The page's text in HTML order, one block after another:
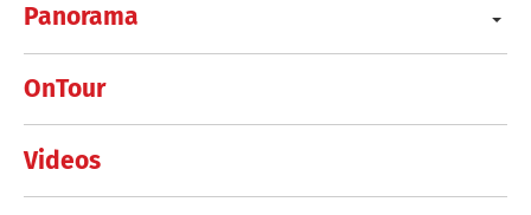
Panorama
OnTour
Videos